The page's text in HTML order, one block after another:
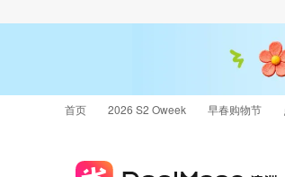
首页 2026 S2 Oweek 早春购物节